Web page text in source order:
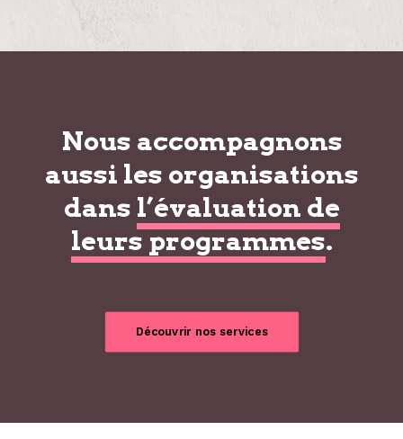
Nous accompagnons
aussi les organisations
dans l’évaluation de
leurs programmes.
Découvrir nos services